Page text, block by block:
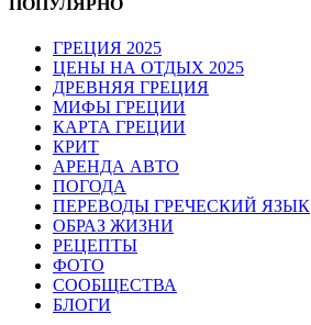
ПОПУЛЯРНО
ГРЕЦИЯ 2025
ЦЕНЫ НА ОТДЫХ 2025
ДРЕВНЯЯ ГРЕЦИЯ
МИФЫ ГРЕЦИИ
КАРТА ГРЕЦИИ
КРИТ
АРЕНДА АВТО
ПОГОДА
ПЕРЕВОДЫ ГРЕЧЕСКИЙ ЯЗЫК
ОБРАЗ ЖИЗНИ
РЕЦЕПТЫ
ФОТО
СООБЩЕСТВА
БЛОГИ